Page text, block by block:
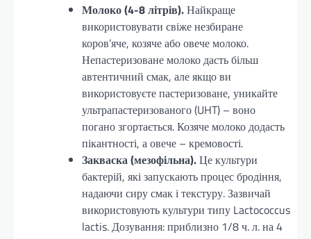
Молоко (4-8 літрів).Найкраще
використовувати свіже незбиране
коров’яче, козяче або овече молоко.
Непастеризоване молоко дасть більш
автентичний смак, але якщо ви
використовуєте пастеризоване, уникайте
ультрапастеризованого (UHT) – воно
погано згортається. Козяче молоко додасть
пікантності, а овече – кремовості.
Закваска (мезофільна).Це культури
бактерій, які запускають процес бродіння,
надаючи сиру смак і текстуру. Зазвичай
використовують культури типу Lactococcus
lactis. Дозування: приблизно 1/8 ч. л. на 4